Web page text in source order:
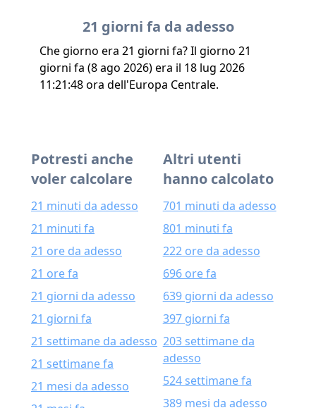
21 giorni fa da adesso
Che giorno era 21 giorni fa? Il giorno 21
giorni fa (8 ago 2026) era il 18 lug 2026
11:21:48 ora dell'Europa Centrale.
Potresti anche
voler calcolare
21 minuti da adesso
21 minuti fa
21 ore da adesso
21 ore fa
21 giorni da adesso
21 giorni fa
21 settimane da adesso
21 settimane fa
21 mesi da adesso
Altri utenti
hanno calcolato
701 minuti da adesso
801 minuti fa
222 ore da adesso
696 ore fa
639 giorni da adesso
397 giorni fa
203 settimane da
adesso
524 settimane fa
389 mesi da adesso